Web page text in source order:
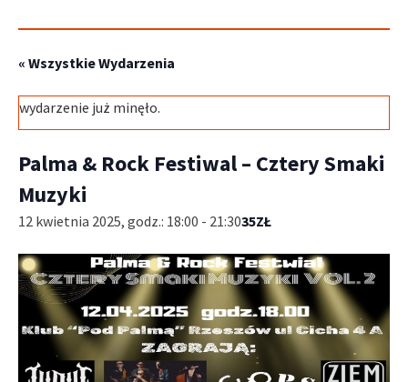
« Wszystkie Wydarzenia
wydarzenie już minęło.
Palma & Rock Festiwal – Cztery Smaki
Muzyki
12 kwietnia 2025, godz.: 18:00 - 21:3035ZŁ